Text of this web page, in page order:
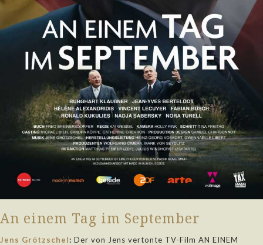
An einem Tag im September
Jens Grötzschel: Der von Jens vertonte TV-Film AN EINEM